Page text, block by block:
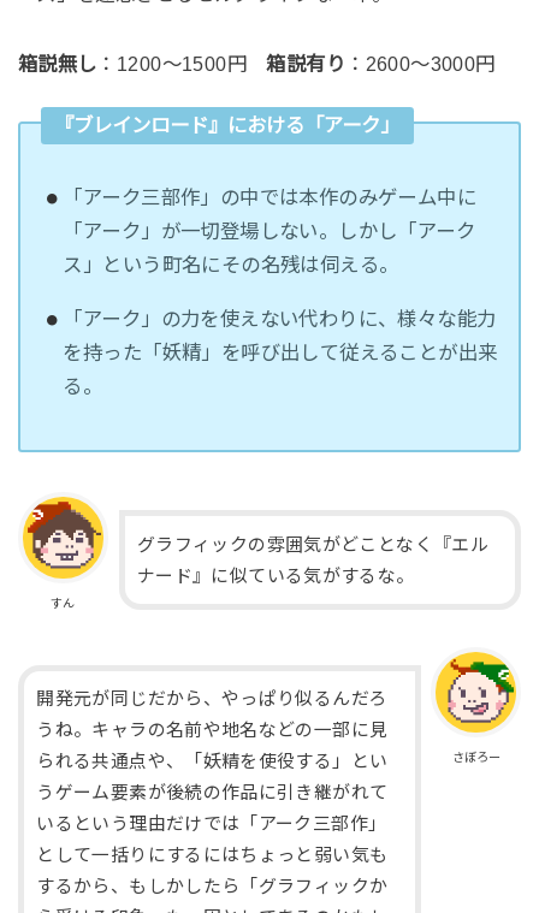
箱説無し ：1200～1500円箱説有り ：2600～3000円
『ブレインロード』における「アーク」
「アーク三部作」の中では本作のみゲーム中に
「アーク」が一切登場しない。しかし「アーク
ス」という町名にその名残は伺える。
「アーク」の力を使えない代わりに、様々な能力
を持った「妖精」を呼び出して従えることが出来
る。
すん
グラフィックの雰囲気がどことなく『エル
ナード』に似ている気がするな。
さぼろー
開発元が同じだから、やっぱり似るんだろ
うね。キャラの名前や地名などの一部に見
られる共通点や、「妖精を使役する」とい
うゲーム要素が後続の作品に引き継がれて
いるという理由だけでは「アーク三部作」
として一括りにするにはちょっと弱い気も
するから、もしかしたら「グラフィックか